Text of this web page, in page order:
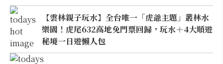
【雲林親子玩水】全台唯一「虎爺主題」叢林水
樂園！虎尾632高地免門票回歸，玩水＋4大順遊
秘境一日遊懶人包